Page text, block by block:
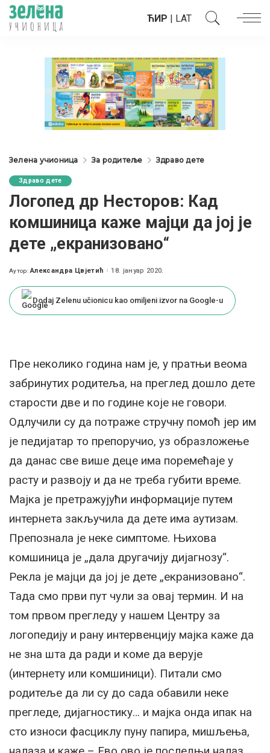
ЋИР | LAT
Зелена учионица За родитеље Здраво дете
Здраво дете
Логопед др Несторов: Кад
комшиница каже мајци да јој је
дете „екранизовано“
Posted
Аутор: Александра Цвјетић 18. јануар 2020.
Dodaj Zelenu učionicu kao omiljeni izvor na Google-u
Пре неколико година нам је, у пратњи веома
забринутих родитеља, на преглед дошло дете
старости две и по године које не говори.
Одлучили су да потраже стручну помоћ јер им
је педијатар то препоручио, уз образложење
да данас све више деце има поремећаје у
расту и развоју и да не треба губити време.
Мајка је претражујући информације путем
интернета закључила да дете има аутизам.
Препознала је неке симптоме. Њихова
комшиница је „дала другачију дијагнозу“.
Рекла је мајци да јој је дете „екранизовано“.
Тада смо први пут чули за овај термин. И на
том првом прегледу у нашем Центру за
логопедију и рану интервенцију мајка каже да
не зна шта да ради и коме да верује
(интернету или комшиници). Питали смо
родитеље да ли су до сада обавили неке
прегледе, дијагностику… и мајка онда ипак на
сто износи фасциклу пуну папира, мишљења,